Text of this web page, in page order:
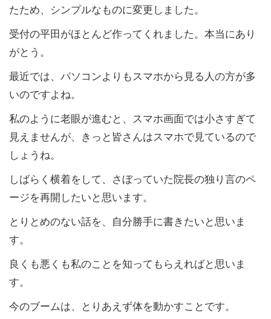
たため、シンプルなものに変更しました。
受付の平田がほとんど作ってくれました。本当にあり
がとう。
最近では、パソコンよりもスマホから見る人の方が多
いのですよね。
私のように老眼が進むと、スマホ画面では小さすぎて
見えませんが、きっと皆さんはスマホで見ているので
しょうね。
しばらく横着をして、さぼっていた院長の独り言のペ
ージを再開したいと思います。
とりとめのない話を、自分勝手に書きたいと思いま
す。
良くも悪くも私のことを知ってもらえればと思いま
す。
今のブームは、とりあえず体を動かすことです。